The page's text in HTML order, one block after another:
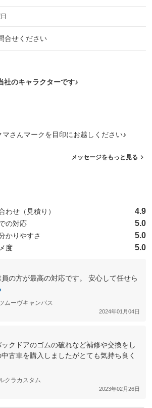
合せください
社のキャラクターです♪
さんマークを目印にお越しください♪
メッセージをもっと見る
満点中）
わせ（見積り） 4.9
の対応 5.0
かりやすさ 5.0
度 5.0
の方が最高の対応です。 安心して任せら
ムーヴキャンバス
2024年01月04日
クドアのゴムの破れなど補修や交換をし
古車を購入しましたがとても気持ち良く
クラカスタム
2023年02月26日